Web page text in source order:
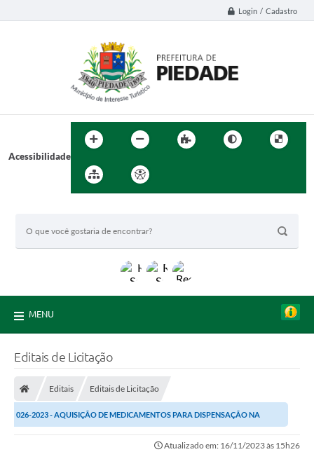
Login / Cadastro
Acessibilidade
MENU
Editais de Licitação
Editais Editais de Licitação
026-2023 - AQUISIÇÃO DE MEDICAMENTOS PARA DISPENSAÇÃO NA
Atualizado em: 16/11/2023 às 15h26